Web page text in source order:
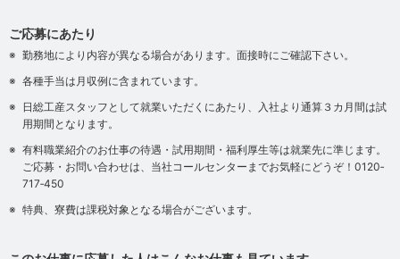
ご応募にあたり
勤務地により内容が異なる場合があります。面接時にご確認下さい。
各種手当は月収例に含まれています。
日総工産スタッフとして就業いただくにあたり、入社より通算３カ月間は試
用期間となります。
有料職業紹介のお仕事の待遇・試用期間・福利厚生等は就業先に準じます。
ご応募・お問い合わせは、当社コールセンターまでお気軽にどうぞ！0120‐
717‐450
特典、寮費は課税対象となる場合がございます。